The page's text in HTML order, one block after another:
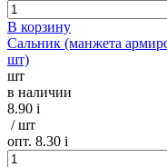
В корзину
Сальник (манжета
шт)
шт
в наличии
8.90 i
/ шт
опт. 8.30 i